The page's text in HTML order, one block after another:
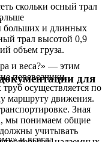
скольки осный трал
больших и длинных
трал высотой 0,9
объем груза.
и веса?» — этим
перевозчики.
осуществляется по
маршруту движения.
Зная
мы понимаем общие
учитывать
для
и всегда